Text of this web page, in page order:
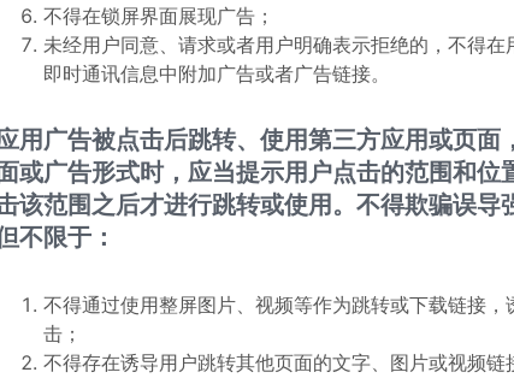
不得在锁屏界面展现广告；
未经用户同意、请求或者用户明确表示拒绝的，不得
即时通讯信息中附加广告或者广告链接。
用广告被点击后跳转、使用第三方应用或页面
或广告形式时，应当提示用户点击的范围和位
该范围之后才进行跳转或使用。不得欺骗误导
不限于：
不得通过使用整屏图片、视频等作为跳转或下载链接
击；
不得存在诱导用户跳转其他页面的文字、图片或视频链